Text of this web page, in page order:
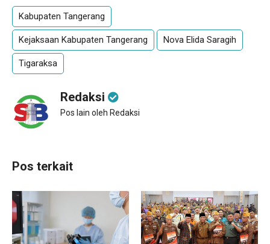
Kabupaten Tangerang
Kejaksaan Kabupaten Tangerang Nova Elida Saragih
Tigaraksa
Redaksi
Pos lain oleh Redaksi
Pos terkait